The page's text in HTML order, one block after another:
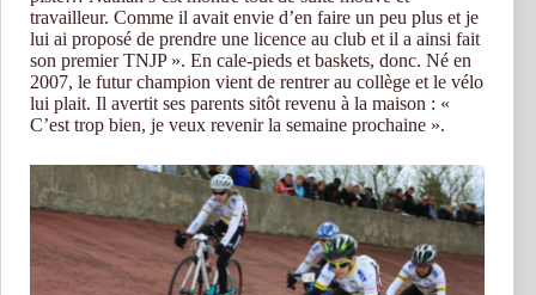
travailleur. Comme il avait envie d’en faire un peu plus et je
lui ai proposé de prendre une licence au club et il a ainsi fait
son premier TNJP ». En cale-pieds et baskets, donc. Né en
2007, le futur champion vient de rentrer au collège et le vélo
lui plait. Il avertit ses parents sitôt revenu à la maison : «
C’est trop bien, je veux revenir la semaine prochaine ».